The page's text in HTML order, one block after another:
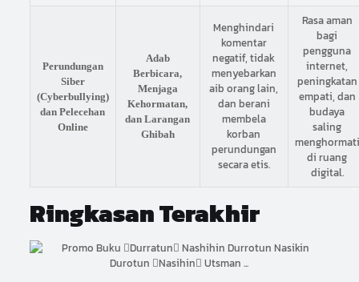
Perundungan
Siber
(Cyberbullying)
dan Pelecehan
Online
Adab
Berbicara,
Menjaga
Kehormatan,
dan Larangan
Ghibah
Menghindari
komentar
negatif, tidak
menyebarkan
aib orang lain,
dan berani
membela
korban
perundungan
secara etis.
Rasa aman
bagi
pengguna
internet,
peningkatan
empati, dan
budaya
saling
menghormati
di ruang
digital.
Ringkasan Terakhir